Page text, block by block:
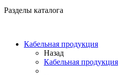
Разделы каталога
Кабельная продукция
Назад
Кабельная продукция